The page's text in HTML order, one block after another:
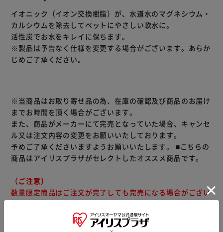
イオニック（イオン交換樹脂）が、水道水のマグネシウム・
カルシウムを除去してペットにやさしい軟水に。
活性炭でお水をキレイに保ちます。
※製品は予告なく仕様を変更する場合がございます。あらか
じめご了承ください。
※当商品はお取り寄せ品の為、在庫の確認及び商品のお届け
までお時間を頂く場合がございます。
また、商品がメーカーにて完売となっていた場合、キャンセ
ル又は注文内容の変更をお願いいたしております。
予めご了承くださいますようお願いいたします。 ■こちらの
商品はアイリスプラザがセレクトしたオススメ商品です。
（ご注意）
数量限定商品はご注文が完了しても完売になる場合がござい
ございますのでなにとぞご了承ください。